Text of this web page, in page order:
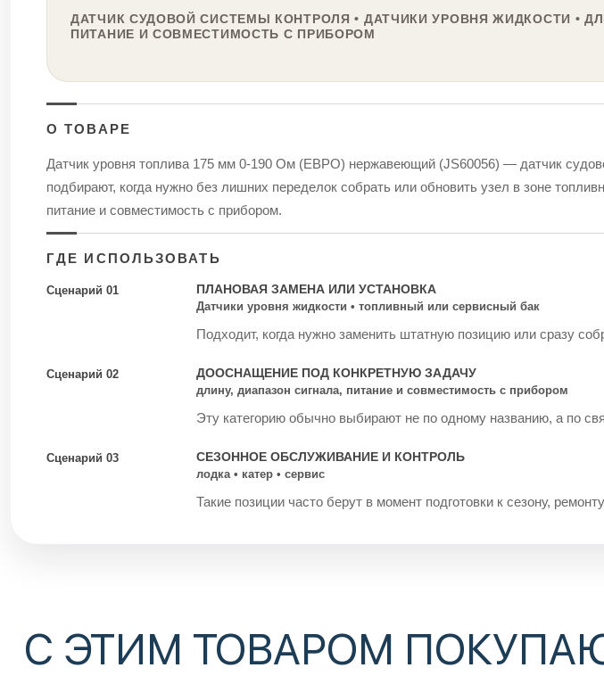
ДАТЧИК СУДОВОЙ СИСТЕМЫ КОНТРОЛЯ • ДАТЧИКИ УРОВНЯ ЖИДКОСТИ •
ПИТАНИЕ И СОВМЕСТИМОСТЬ С ПРИБОРОМ
О ТОВАРЕ
Датчик уровня топлива 175 мм 0-190 Ом (ЕВРО) нержавеющий (JS60056) — датчик
подбирают, когда нужно без лишних переделок собрать или обновить узел в зоне
питание и совместимость с прибором.
ГДЕ ИСПОЛЬЗОВАТЬ
Сценарий 01 ПЛАНОВАЯ ЗАМЕНА ИЛИ УСТАНОВКА
Датчики уровня жидкости • топливный или сервисный бак
Подходит, когда нужно заменить штатную позицию или сразу
Сценарий 02 ДООСНАЩЕНИЕ ПОД КОНКРЕТНУЮ ЗАДАЧУ
длину, диапазон сигнала, питание и совместимость с прибором
Эту категорию обычно выбирают не по одному названию, а по
Сценарий 03 СЕЗОННОЕ ОБСЛУЖИВАНИЕ И КОНТРОЛЬ
лодка • катер • сервис
Такие позиции часто берут в момент подготовки к сезону,
С ЭТИМ ТОВАРОМ